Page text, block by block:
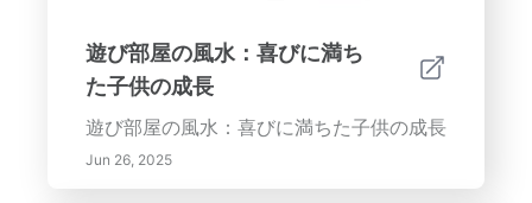
遊び部屋の風水：喜びに満ち
た子供の成長
遊び部屋の風水：喜びに満ちた子供の成長
Jun 26, 2025